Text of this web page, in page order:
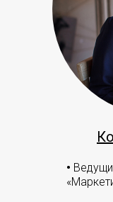
•